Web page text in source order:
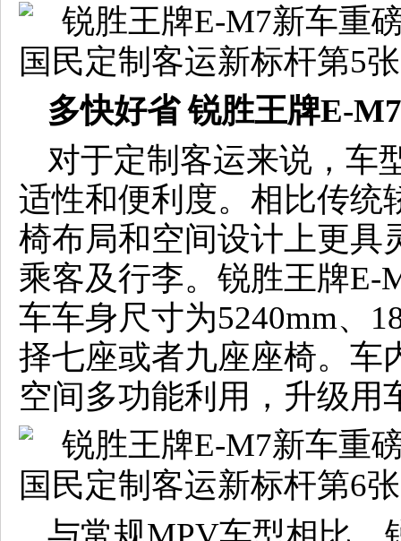
多快好省锐胜王牌E-M7
对于定制客运来说，车
适性和便利度。相比传统
椅布局和空间设计上更具
乘客及行李。锐胜王牌E-
车车身尺寸为5240mm、
择七座或者九座座椅。车
空间多功能利用，升级用